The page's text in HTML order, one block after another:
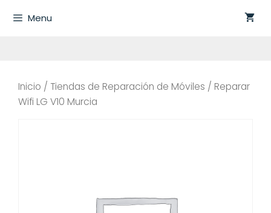
Menu
Inicio / Tiendas de Reparación de Móviles / Reparar
Wifi LG V10 Murcia